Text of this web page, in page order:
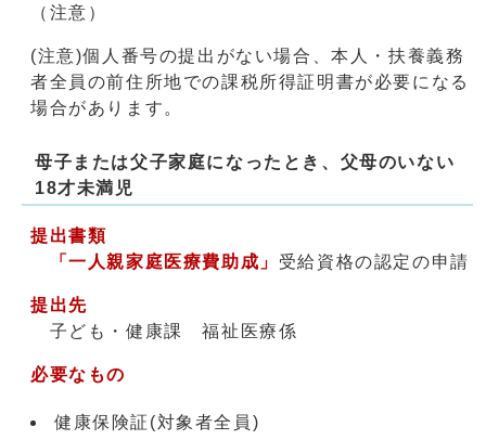
（注意）
(注意)個人番号の提出がない場合、本人・扶養義務
者全員の前住所地での課税所得証明書が必要になる
場合があります。
母子または父子家庭になったとき、父母のいない
18才未満児
提出書類
「一人親家庭医療費助成」 受給資格の認定の申請
提出先
子ども・健康課 福祉医療係
必要なもの
健康保険証(対象者全員)